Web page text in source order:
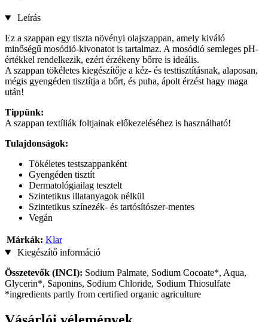
Leírás
Ez a szappan egy tiszta növényi olajszappan, amely kiváló
minőségű mosódió-kivonatot is tartalmaz. A mosódió semleges pH-
értékkel rendelkezik, ezért érzékeny bőrre is ideális.
A szappan tökéletes kiegészítője a kéz- és testtisztításnak, alaposan,
mégis gyengéden tisztítja a bőrt, és puha, ápolt érzést hagy maga
után!
Tippünk:
A szappan textíliák foltjainak előkezeléséhez is használható!
Tulajdonságok:
Tökéletes testszappanként
Gyengéden tisztít
Dermatológiailag tesztelt
Szintetikus illatanyagok nélkül
Szintetikus színezék- és tartósítószer-mentes
Vegán
Márkák: Klar
Kiegészítő információ
Összetevők (INCI): Sodium Palmate, Sodium Cocoate*, Aqua,
Glycerin*, Saponins, Sodium Chloride, Sodium Thiosulfate
*ingredients partly from certified organic agriculture